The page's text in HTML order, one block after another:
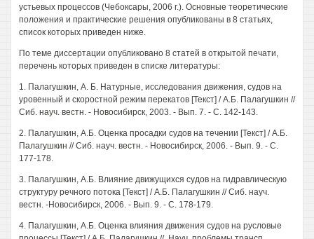
устьевых процессов (Чебоксары, 2006 г.). Основные теоретические
положения и практические решения опубликованы в 8 статьях,
список которых приведен ниже.
По теме диссертации опубликовано 8 статей в открытой печати,
перечень которых приведен в списке литературы:
1. Палагушкин, А. Б. Натурные, исследования движения, судов на
уровенный и скоростной режим перекатов [Текст] / А.Б. Палагушкин //
Сиб. науч. вестн. - Новосибирск, 2003. - Вып. 7. - С. 142-143.
2. Палагушкин, А.Б. Оценка просадки судов на течении [Текст] / А.Б.
Палагушкин // Сиб. науч. вестн. - Новосибирск, 2006. - Вып. 9. - С.
177-178.
3. Палагушкин, А.Б. Влияние движущихся судов на гидравлическую
структуру речного потока [Текст] / А.Б. Палагушкин // Сиб. науч.
вестн. -Новосибирск, 2006. - Вып. 9. - С. 178-179.
4. Палагушкин, А.Б. Оценка влияния движения судов на русловые